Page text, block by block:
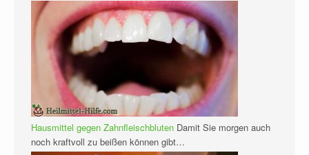
Hausmittel gegen Zahnfleischbluten Damit Sie morgen auch
noch kraftvoll zu beißen können gibt…